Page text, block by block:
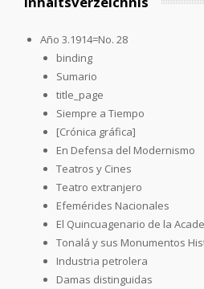
Año 3.1914=No. 28
binding
Sumario
title_page
Siempre a Tiempo
[Crónica gráfica]
En Defensa del Modernismo
Teatros y Cines
Teatro extranjero
Efemérides Nacionales
El Quincuagenario de la
Tonalá y sus Monumentos
Industria petrolera
Damas distinguidas